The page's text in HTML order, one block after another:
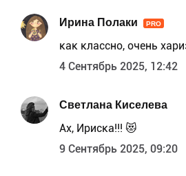
Ирина Полаки PRO
как классно, очень
4 Сентябрь 2025, 12:42
Светлана Киселева
Ах, Ириска!!! 😻
9 Сентябрь 2025, 09:20